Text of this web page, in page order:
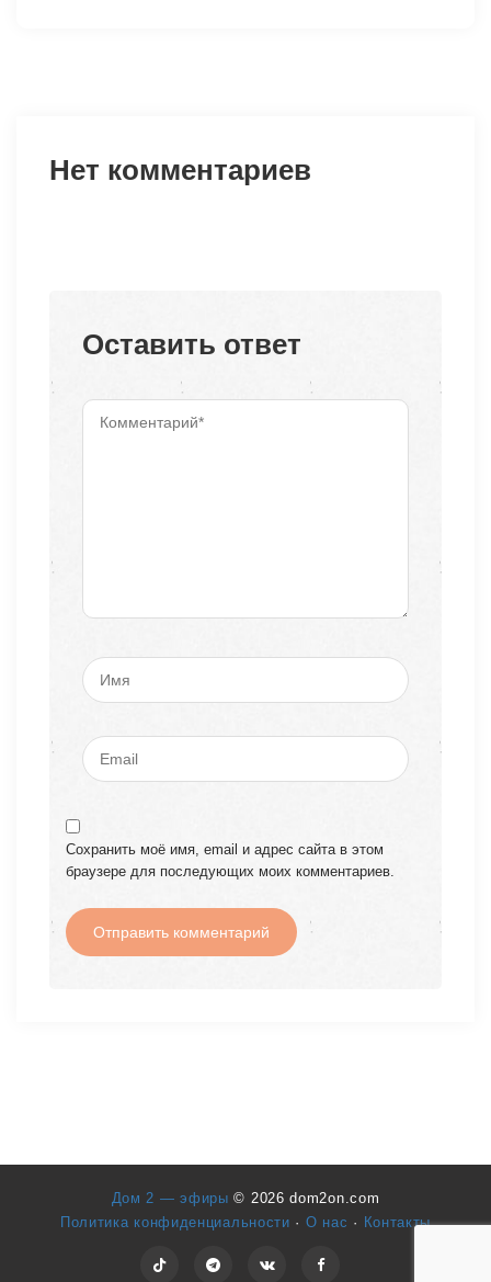
Нет комментариев
Оставить ответ
Сохранить моё имя, email и адрес сайта в этом
браузере для последующих моих комментариев.
Дом 2 — эфиры© 2026 dom2on.com
Политика конфиденциальности · О нас · Контакты